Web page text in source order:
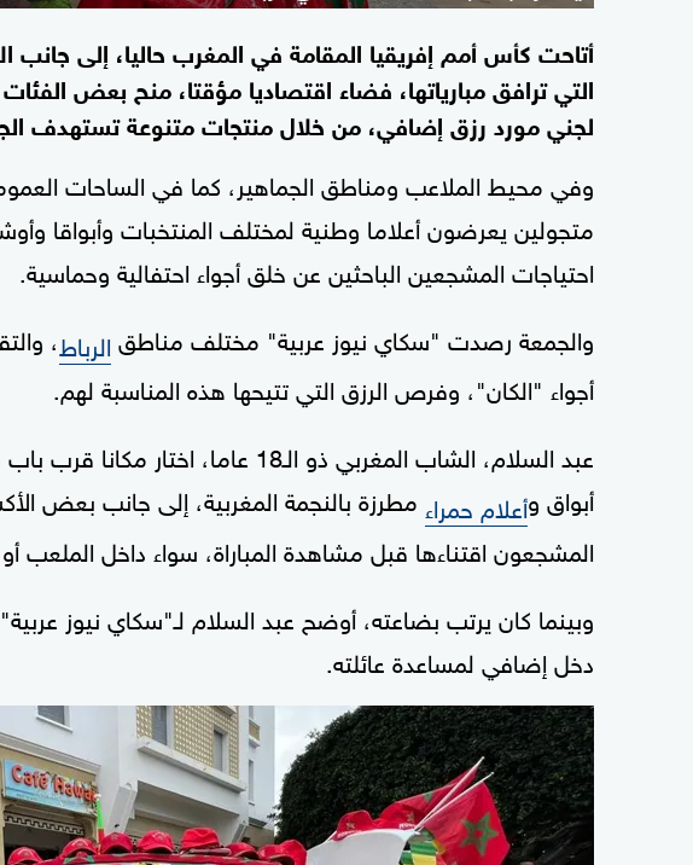
أتاحت كأس أمم إفريقيا المقامة في المغرب حاليا، إلى جانب
التي ترافق مبارياتها، فضاء اقتصاديا مؤقتا، منح بعض
لجني مورد رزق إضافي، من خلال منتجات متنوعة تستهدف
وفي محيط الملاعب ومناطق الجماهير، كما في الساحات
متجولين يعرضون أعلاما وطنية لمختلف المنتخبات وأبواقا
احتياجات المشجعين الباحثين عن خلق أجواء احتفالية وحماسية.
والجمعة رصدت "سكاي نيوز عربية" مختلف مناطق الرباط،
أجواء "الكان"، وفرص الرزق التي تتيحها هذه المناسبة لهم.
عبد السلام، الشاب المغربي ذو الـ18
أبواق وأعلام حمراء مطرزة بالنجمة المغربية، إلى جانب بعض
المشجعون اقتناءها قبل مشاهدة المباراة، سواء داخل
وبينما كان يرتب بضاعته، أوضح عبد السلام لـ"سكاي نيوز
دخل إضافي لمساعدة عائلته.